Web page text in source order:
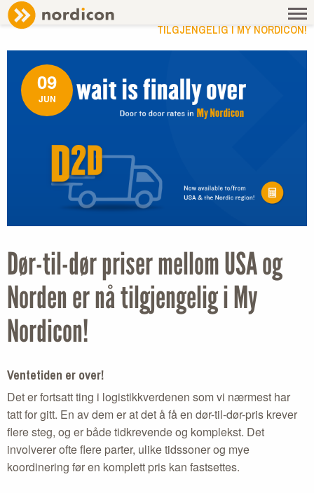
NEWS / DØR-TIL-DØR PRISER MELLOM USA OG NORDEN ER NÅ
TILGJENGELIG I MY NORDICON!
09
JUN
Dør-til-dør priser mellom USA og
Norden er nå tilgjengelig i My
Nordicon!
Ventetiden er over!
Det er fortsatt ting i logistikkverdenen som vi nærmest har
tatt for gitt. En av dem er at det å få en dør-til-dør-pris krever
flere steg, og er både tidkrevende og komplekst. Det
involverer ofte flere parter, ulike tidssoner og mye
koordinering før en komplett pris kan fastsettes.